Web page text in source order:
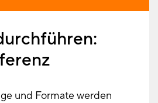
und Formate werden